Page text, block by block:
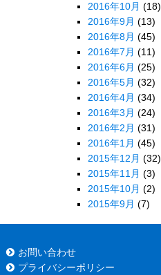
2016年10月 (18)
2016年9月 (13)
2016年8月 (45)
2016年7月 (11)
2016年6月 (25)
2016年5月 (32)
2016年4月 (34)
2016年3月 (24)
2016年2月 (31)
2016年1月 (45)
2015年12月 (32)
2015年11月 (3)
2015年10月 (2)
2015年9月 (7)
お問い合わせ
プライバシーポリシー